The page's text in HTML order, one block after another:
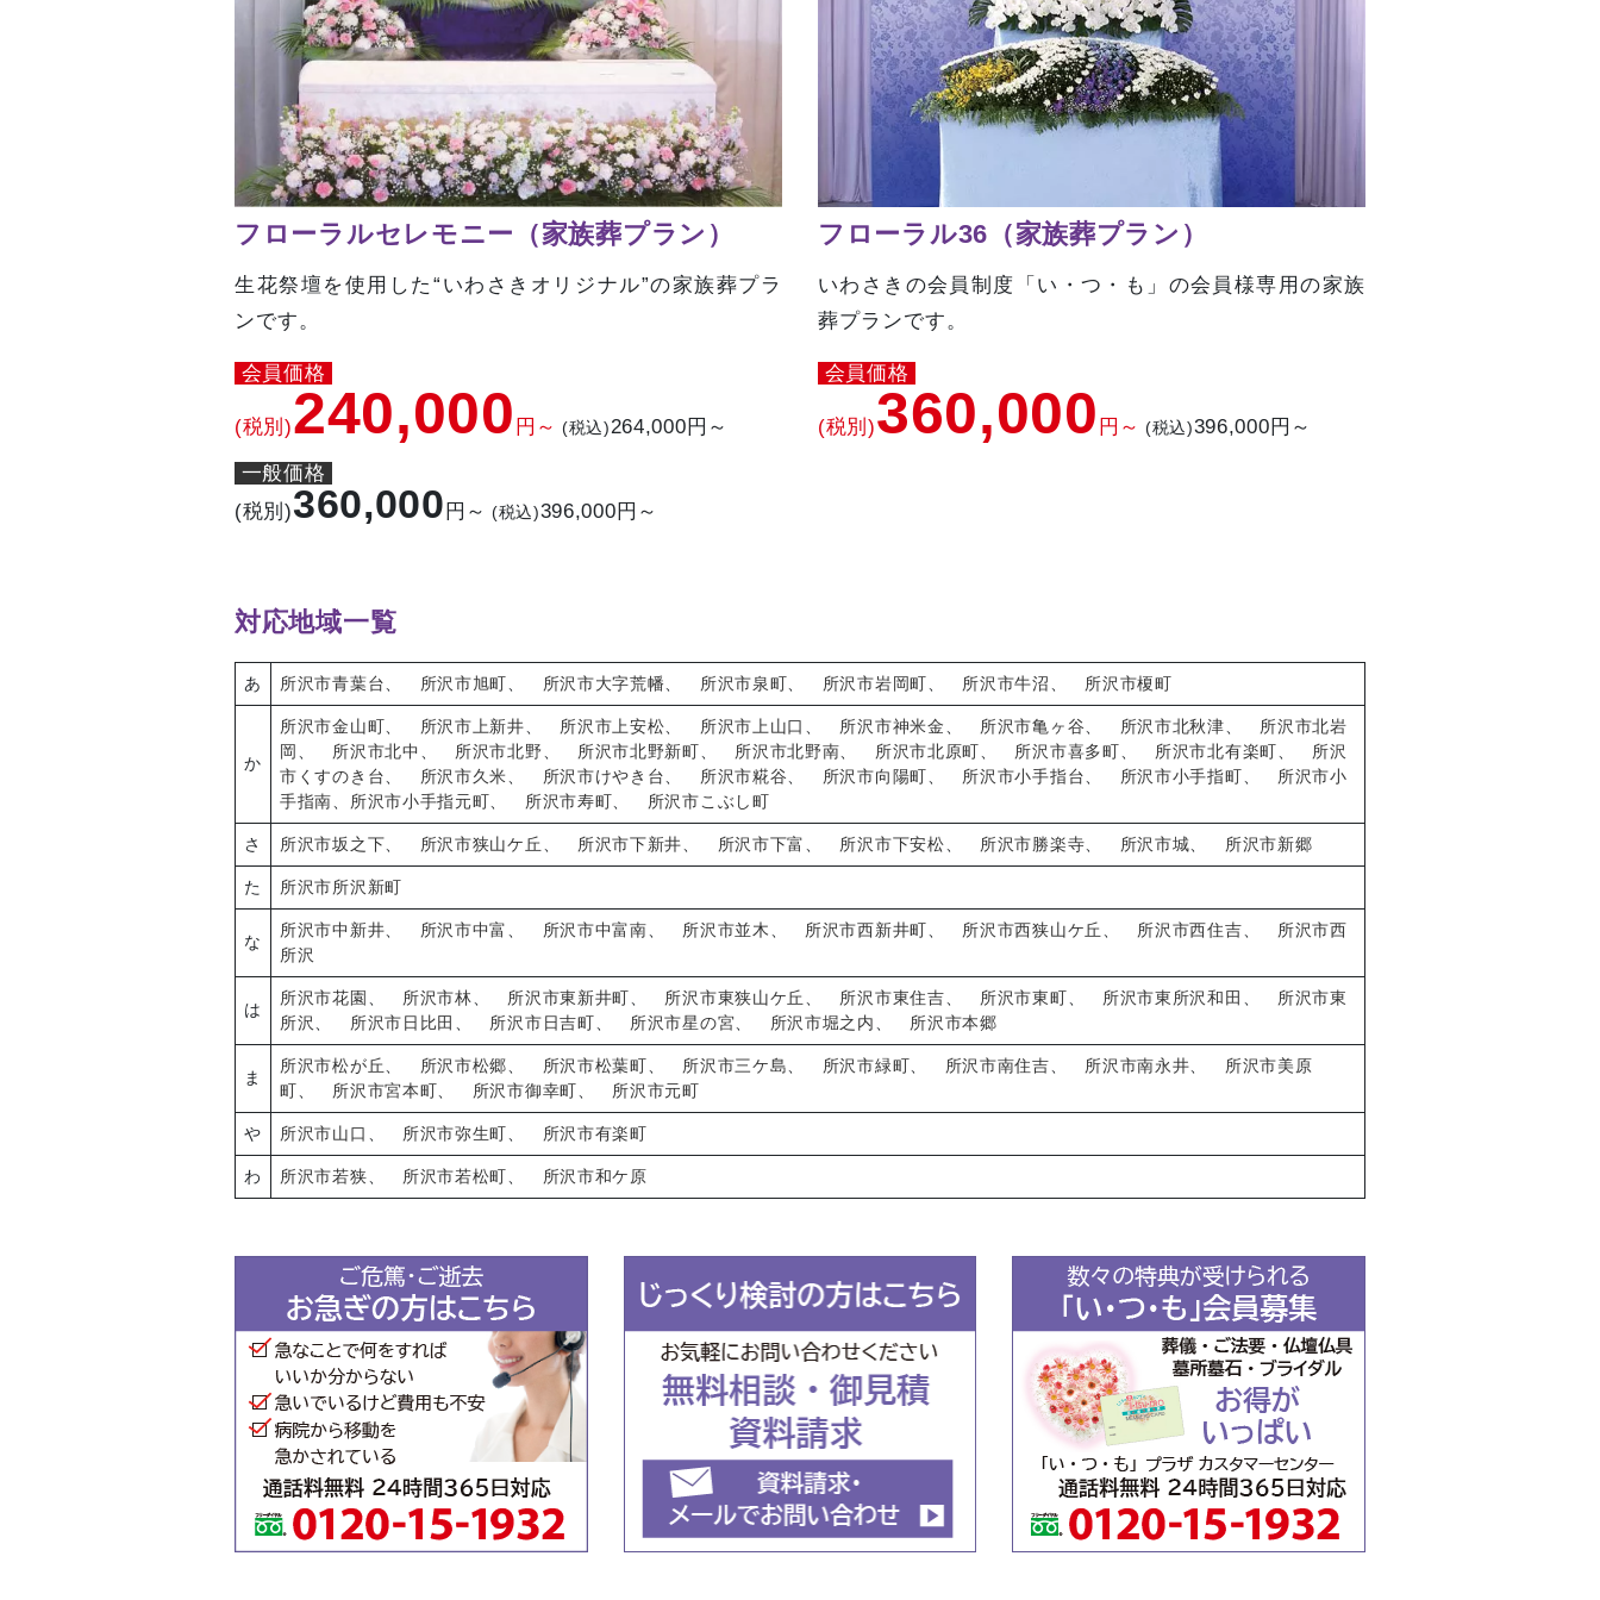
フローラルセレモニー（家族葬プラン）
生花祭壇を使用した“いわさきオリジナル”の家族葬プラ
ンです。
会員価格
(税別)240,000 円～ (税込)264,000円～
一般価格
(税別)360,000 円～ (税込)396,000円～
フローラル36（家族葬プラン）
いわさきの会員制度「い・つ・も」の会員様専用の家族
葬プランです。
会員価格
(税別)360,000 円～ (税込)396,000円～
対応地域一覧
あ 所沢市青葉台、 所沢市旭町、 所沢市大字荒幡、 所沢市泉町、 所沢市岩岡町、 所沢市牛沼、 所沢市榎町
か
所沢市金山町、 所沢市上新井、 所沢市上安松、 所沢市上山口 、 所沢市神米金、 所沢市亀ヶ谷、 所沢市北秋津、 所沢市北岩
岡 、 所沢市北中 、 所沢市北野、 所沢市北野新町、 所沢市北野南、 所沢市北原町、 所沢市喜多町、 所沢市北有楽町、 所沢
市くすのき台、 所沢市久米、 所沢市けやき台、 所沢市糀谷、 所沢市向陽町、 所沢市小手指台、 所沢市小手指町、 所沢市小
手指南、 所沢市小手指元町、 所沢市寿町、 所沢市こぶし町
さ 所沢市坂之下、 所沢市狭山ケ丘、 所沢市下新井、 所沢市下富、 所沢市下安松、 所沢市勝楽寺、 所沢市城、 所沢市新郷
た 所沢市所沢新町
な
所沢市中新井、 所沢市中富、 所沢市中富南、 所沢市並木、 所沢市西新井町、 所沢市西狭山ケ丘、 所沢市西住吉、 所沢市西
所沢
は
所沢市花園 、 所沢市林、 所沢市東新井町、 所沢市東狭山ケ丘、 所沢市東住吉、 所沢市東町、 所沢市東所沢和田 、 所沢市東
所沢、 所沢市日比田 、 所沢市日吉町、 所沢市星の宮、 所沢市堀之内、 所沢市本郷
ま
所沢市松が丘、 所沢市松郷、 所沢市松葉町、 所沢市三ケ島、 所沢市緑町、 所沢市南住吉、 所沢市南永井、 所沢市美原
町、 所沢市宮本町、 所沢市御幸町、 所沢市元町
や 所沢市山口 、 所沢市弥生町、 所沢市有楽町
わ 所沢市若狭、 所沢市若松町、 所沢市和ケ原